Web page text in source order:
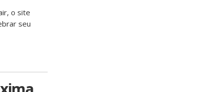
o site
seu